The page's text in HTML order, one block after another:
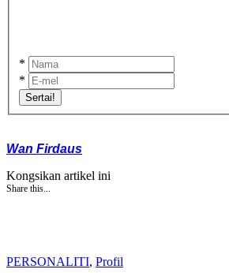
*
*
Sertai!
Wan Firdaus
Kongsikan artikel ini
Share this...
PERSONALITI, Profil